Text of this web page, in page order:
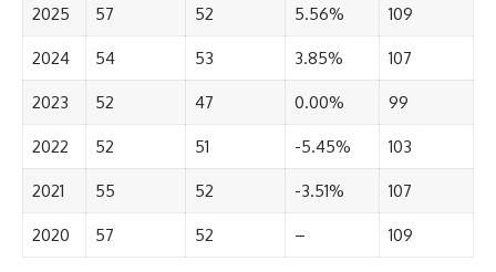
2025 57 52 5.56% 109
2024 54 53 3.85% 107
2023 52 47 0.00% 99
2022 52 51 -5.45% 103
2021 55 52 -3.51% 107
2020 57 52 – 109